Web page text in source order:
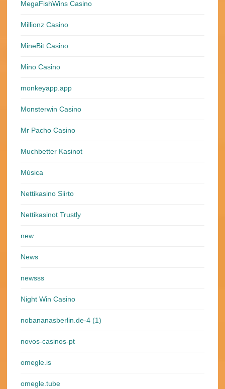
MegaFishWins Casino
Millionz Casino
MineBit Casino
Mino Casino
monkeyapp.app
Monsterwin Casino
Mr Pacho Casino
Muchbetter Kasinot
Música
Nettikasino Siirto
Nettikasinot Trustly
new
News
newsss
Night Win Casino
nobananasberlin.de-4 (1)
novos-casinos-pt
omegle.is
omegle.tube